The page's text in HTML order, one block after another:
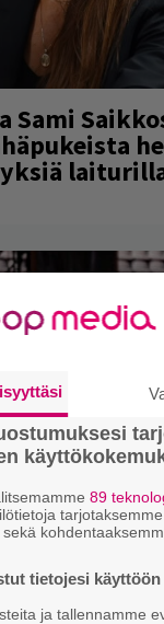
Sami
soitti
89
tietojesi käyttöön
ja tallennamme